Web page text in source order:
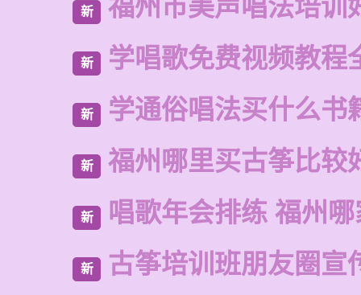
新 福州市美声唱法培训
新 学唱歌免费视频教程
新 学通俗唱法买什么书
新 福州哪里买古筝比较
新 唱歌年会排练 福州
新 古筝培训班朋友圈宣